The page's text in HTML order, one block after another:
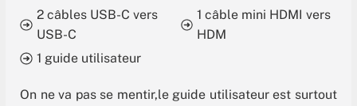
2 câbles USB-C vers
USB-C
1 câble mini HDMI vers
HDM
1 guide utilisateur
On ne va pas se mentir,le guide utilisateur est surtout